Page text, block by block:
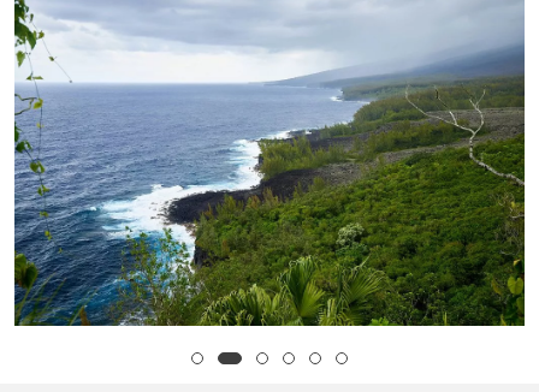
avec au loin les plages dorées et les lagons cristallins
qui n’attendent que vous ! La Réunion, un ti’ paradis
qui se mérite avec ce circuit pour randonneurs
aguerris !